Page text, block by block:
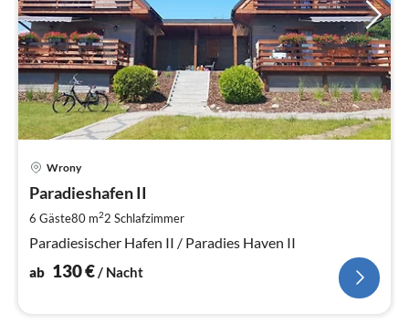
Wrony
Paradieshafen II
6 Gäste80 m22 Schlafzimmer
Paradiesischer Hafen II / Paradies Haven II
ab 130€ / Nacht